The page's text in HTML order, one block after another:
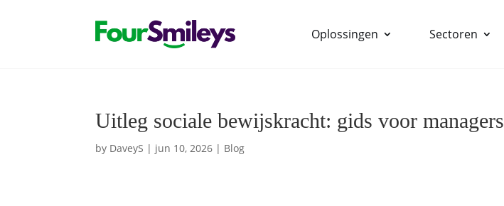
Oplossingen Sectoren
Uitleg sociale bewijskracht: gids voor managers
by DaveyS | jun 10, 2026 | Blog